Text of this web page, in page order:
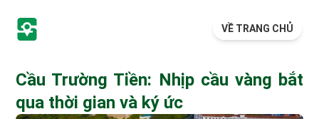
VỀ TRANG CHỦ
Cầu Trường Tiền: Nhịp cầu vàng bắt
qua thời gian và ký ức